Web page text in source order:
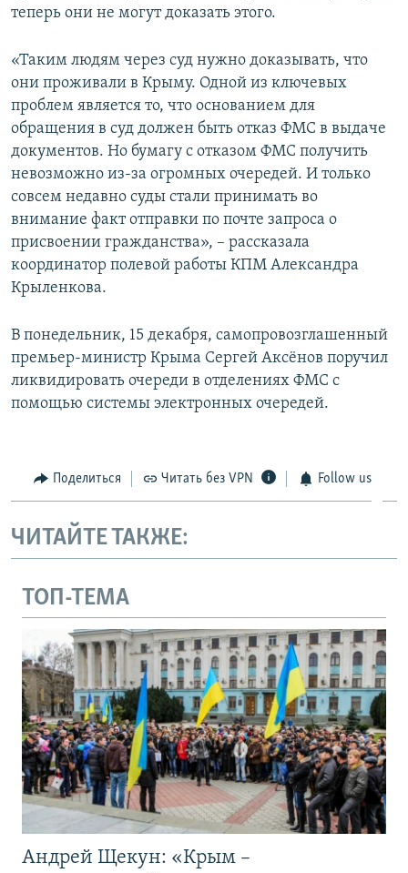
теперь они не могут доказать этого.
«Таким людям через суд нужно доказывать, что
они проживали в Крыму. Одной из ключевых
проблем является то, что основанием для
обращения в суд должен быть отказ ФМС в выдаче
документов. Но бумагу с отказом ФМС получить
невозможно из-за огромных очередей. И только
совсем недавно суды стали принимать во
внимание факт отправки по почте запроса о
присвоении гражданства», – рассказала
координатор полевой работы КПМ Александра
Крыленкова.
В понедельник, 15 декабря, самопровозглашенный
премьер-министр Крыма Сергей Аксёнов поручил
ликвидировать очереди в отделениях ФМС с
помощью системы электронных очередей.
Поделиться Читать без VPN Follow us
ЧИТАЙТЕ ТАКЖЕ:
ТОП-ТЕМА
Андрей Щекун: «Крым –